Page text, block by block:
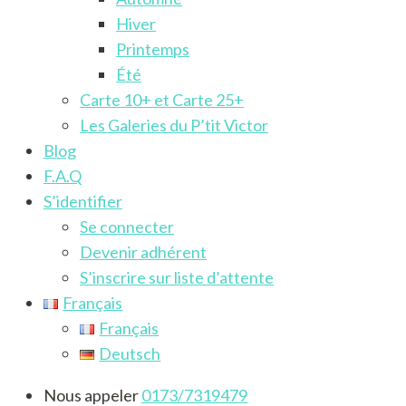
Hiver
Printemps
Été
Carte 10+ et Carte 25+
Les Galeries du P’tit Victor
Blog
F.A.Q
S’identifier
Se connecter
Devenir adhérent
S’inscrire sur liste d’attente
Français
Français
Deutsch
Nous appeler0173/7319479